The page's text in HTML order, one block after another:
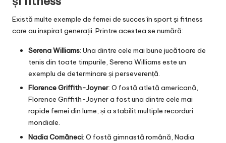
Există multe exemple de femei de succes în sport și fitness
care au inspirat generații. Printre acestea se numără:
Serena Williams: Una dintre cele mai bune jucătoare de
tenis din toate timpurile, Serena Williams este un
exemplu de determinare și perseverență.
Florence Griffith-Joyner: O fostă atletă americană,
Florence Griffith-Joyner a fost una dintre cele mai
rapide femei din lume, și a stabilit multiple recorduri
mondiale.
Nadia Comăneci: O fostă gimnastă română, Nadia